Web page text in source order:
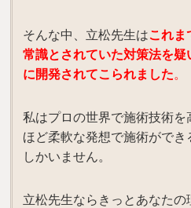
そんな中、立松先生はこれま
常識とされていた対策法を
に開発されてこられました。
私はプロの世界で施術技術
ほど柔軟な発想で施術がで
しかいません。
立松先生ならきっとあなたの